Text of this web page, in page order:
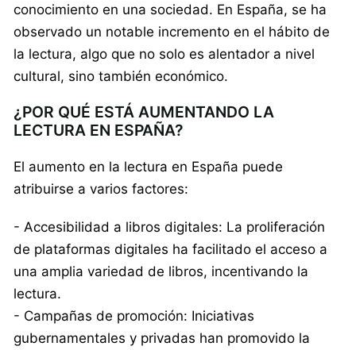
conocimiento en una sociedad. En España, se ha
observado un notable incremento en el hábito de
la lectura, algo que no solo es alentador a nivel
cultural, sino también económico.
¿POR QUÉ ESTÁ AUMENTANDO LA
LECTURA EN ESPAÑA?
El aumento en la lectura en España puede
atribuirse a varios factores:
- Accesibilidad a libros digitales: La proliferación
de plataformas digitales ha facilitado el acceso a
una amplia variedad de libros, incentivando la
lectura.
- Campañas de promoción: Iniciativas
gubernamentales y privadas han promovido la